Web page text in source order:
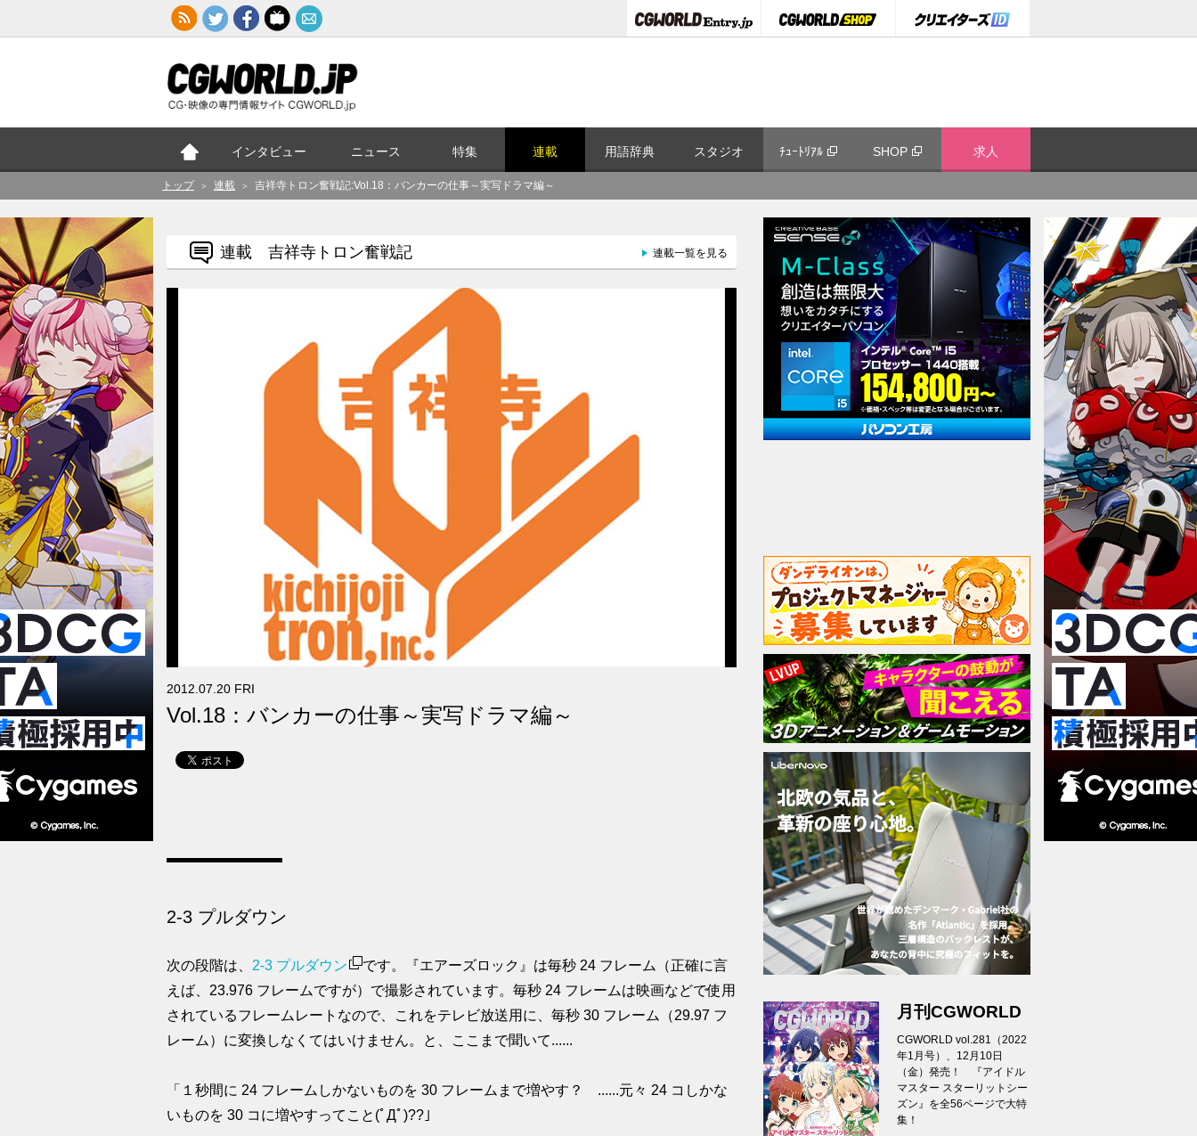
インタビュー ニュース 特集 連載 用語辞典 スタジオ ﾁｭｰﾄﾘｱﾙ SHOP 求人
トップ ＞ 連載 ＞ 吉祥寺トロン奮戦記:Vol.18：バンカーの仕事～実写ドラマ編～
連載 吉祥寺トロン奮戦記 連載一覧を見る
2012.07.20 FRI
Vol.18：バンカーの仕事～実写ドラマ編～
2-3 プルダウン
次の段階は、 2-3 プルダウン
です。『エアーズロック』は毎秒 24 フレーム（正確に言
えば、23.976 フレームですが）で撮影されています。毎秒 24 フレームは映画などで使用
されているフレームレートなので、これをテレビ放送用に、毎秒 30 フレーム（29.97 フ
レーム）に変換しなくてはいけません。と、ここまで聞いて......
「１秒間に 24 フレームしかないものを 30 フレームまで増やす？ ......元々 24 コしかな
いものを 30 コに増やすってこと(ﾟДﾟ)??」
月刊CGWORLD
CGWORLD vol.281（2022
年1月号）、12月10日
（金）発売！ 『アイドル
マスター スターリットシー
ズン』を全56ページで大特
集！